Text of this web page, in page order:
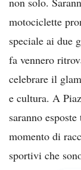
motociclette
speciale ai due
fa vennero
celebrare il
e cultura. A
saranno
momento di
sportivi che